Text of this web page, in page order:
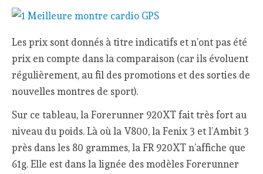
Les prix sont donnés à titre indicatifs et n’ont pas été
prix en compte dans la comparaison (car ils évoluent
régulièrement, au fil des promotions et des sorties de
nouvelles montres de sport).
Sur ce tableau, la Forerunner 920XT fait très fort au
niveau du poids. Là où la V800, la Fenix 3 et l’Ambit 3
près dans les 80 grammes, la FR 920XT n’affiche que
61g. Elle est dans la lignée des modèles Forerunner